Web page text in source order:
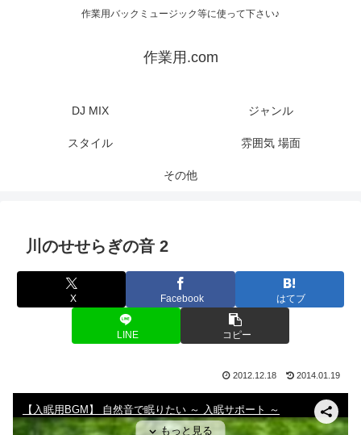
作業用バックミュージック等に使って下さい♪
作業用.com
DJ MIX ジャンル
スタイル 雰囲気 場面
その他
川のせせらぎの音 2
X Facebook はてブ
LINE コピー
2012.12.18 2014.01.19